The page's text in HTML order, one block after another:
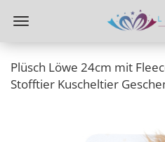
Plüsch Löwe 24cm mit
Stofftier Kuscheltier